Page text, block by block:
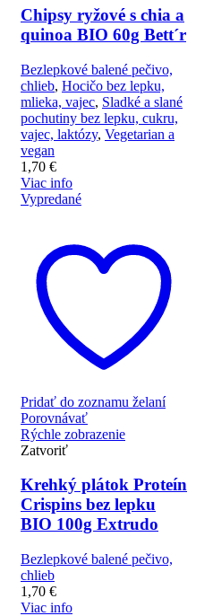
Chipsy ryžové s chia a
quinoa BIO 60g Bett´r
Bezlepkové balené pečivo,
chlieb, Hocičo bez lepku,
mlieka, vajec, Sladké a slané
pochutiny bez lepku, cukru,
vajec, laktózy, Vegetarian a
vegan
1,70 €
Viac info
Vypredané
Pridať do zoznamu želaní
Porovnávať
Rýchle zobrazenie
Zatvoriť
Krehký plátok Proteín
Crispins bez lepku
BIO 100g Extrudo
Bezlepkové balené pečivo,
chlieb
1,70 €
Viac info